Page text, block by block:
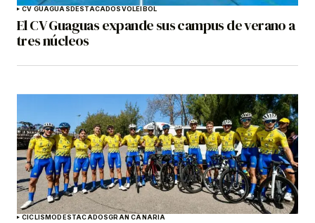
CV GUAGUASDESTACADOSVOLEIBOL
El CV Guaguas expande sus campus de verano a
tres núcleos
CICLISMODESTACADOSGRAN CANARIA